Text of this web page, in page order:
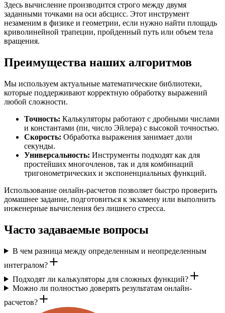
Здесь вычисление производится строго между двумя
заданными точками на оси абсцисс. Этот инструмент
незаменим в физике и геометрии, если нужно найти площадь
криволинейной трапеции, пройденный путь или объем тела
вращения.
Преимущества наших алгоритмов
Мы используем актуальные математические библиотеки,
которые поддерживают корректную обработку выражений
любой сложности.
Точность: Калькуляторы работают с дробными числами
и константами (пи, число Эйлера) с высокой точностью.
Скорость: Обработка выражения занимает доли
секунды.
Универсальность: Инструменты подходят как для
простейших многочленов, так и для комбинаций
тригонометрических и экспоненциальных функций.
Использование онлайн-расчетов позволяет быстро проверить
домашнее задание, подготовиться к экзамену или выполнить
инженерные вычисления без лишнего стресса.
Часто задаваемые вопросы
В чем разница между определенным и неопределенным
интегралом?
Подходят ли калькуляторы для сложных функций?
Можно ли полностью доверять результатам онлайн-
расчетов?